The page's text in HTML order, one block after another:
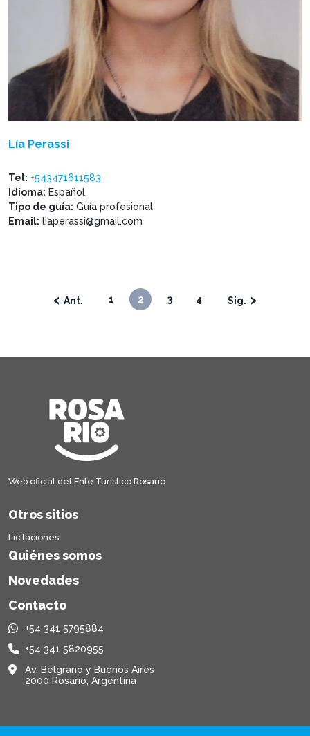
Lía Perassi
Tel: +543471611583
Idioma: Español
Tipo de guía: Guía profesional
Email: liaperassi@gmail.com
‹ 1 2 3 4 ›
Web oficial del Ente Turístico Rosario
Otros sitios
Licitaciones
Quiénes somos
Novedades
Contacto
+54 341 5795884
+54 341 5820955
Av. Belgrano y Buenos Aires
2000 Rosario, Argentina